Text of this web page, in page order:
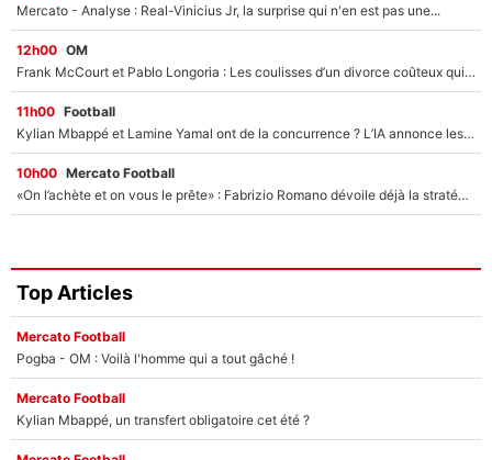
Mercato - Analyse : Real-Vinicius Jr, la surprise qui n'en est pas une...
12h00 OM
Frank McCourt et Pablo Longoria : Les coulisses d’un divorce coûteux qui ruine l’OM à petit feu…
11h00 Football
Kylian Mbappé et Lamine Yamal ont de la concurrence ? L’IA annonce les 5 joueurs qui vont dominer le football dans les années à venir !
10h00 Mercato Football
«On l’achète et on vous le prête» : Fabrizio Romano dévoile déjà la stratégie du PSG avec le transfert de Zion Suzuki !
Top Articles
Mercato Football
Pogba - OM : Voilà l'homme qui a tout gâché !
Mercato Football
Kylian Mbappé, un transfert obligatoire cet été ?